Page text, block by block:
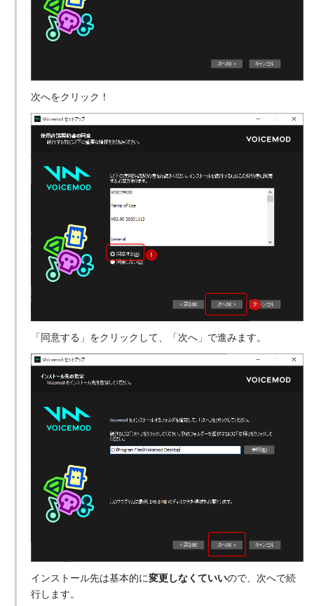
次へをクリック！
「同意する」をクリックして、「次へ」で進みます。
インストール先は基本的に変更しなくていいので、次へで続
行します。